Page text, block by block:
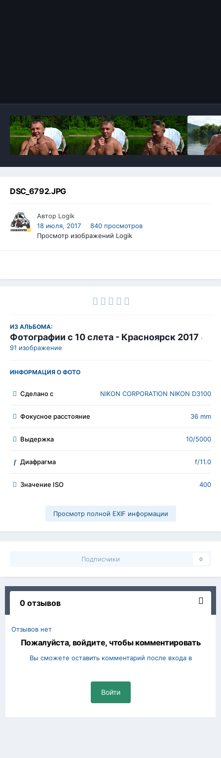
DSC_6792.JPG
Автор Logik
18 июля, 2017
840 просмотров
Просмотр изображений Logik
ИЗ АЛЬБОМА:
Фотографии с 10 слета - Красноярск 2017 ·
91 изображение
ИНФОРМАЦИЯ О ФОТО
Сделано с NIKON CORPORATION NIKON D3100
Фокусное расстояние 36 mm
Выдержка 10/5000
f Диафрагма f/11.0
Значение ISO 400
Просмотр полной EXIF информации
Подписчики 0
0 отзывов
Отзывов нет
Пожалуйста, войдите, чтобы комментировать
Вы сможете оставить комментарий после входа в
Войти